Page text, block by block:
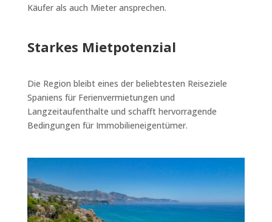
Käufer als auch Mieter ansprechen.
Starkes Mietpotenzial
Die Region bleibt eines der beliebtesten Reiseziele
Spaniens für Ferienvermietungen und
Langzeitaufenthalte und schafft hervorragende
Bedingungen für Immobilieneigentümer.